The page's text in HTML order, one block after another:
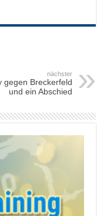
nächster
gegen Breckerfeld
und ein Abschied